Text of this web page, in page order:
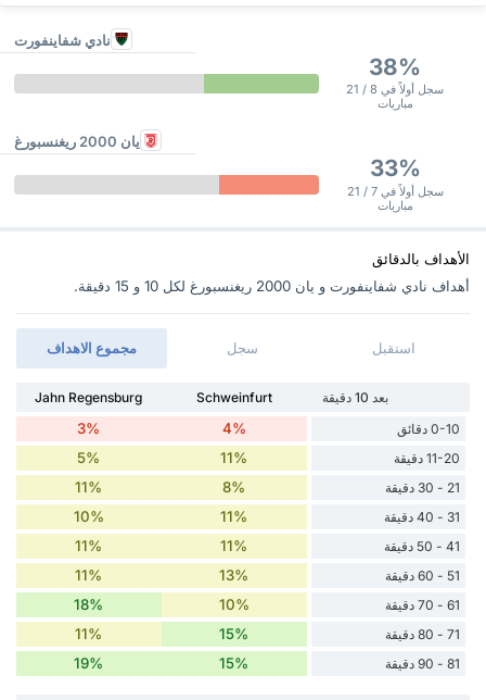
نادي شفاينفورت
38%
سجل أولاً في 8 / 21
مباريات
يان 2000 ريغنسبورغ
33%
سجل أولاً في 7 / 21
مباريات
الأهداف بالدقائق
أهداف نادي شفاينفورت و يان 2000 ريغنسبورغ ‏لكل 10 و 15 دقيقة.
مجموع الاهداف سجل استقبل
بعد 10 دقيقة Schweinfurt
Jahn Regensburg
0-10 دقائق
4%
3%
11-20 دقيقة 11%
5%
21 - 30 دقيقة 8%
11%
31 - 40 دقيقة 11%
10%
41 - 50 دقيقة 11%
11%
51 - 60 دقيقة 13%
11%
61 - 70 دقيقة 10%
18%
71 - 80 دقيقة 15%
11%
81 - 90 دقيقة 15%
19%